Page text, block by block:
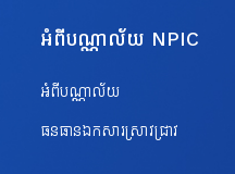
អំពីបណ្ណាល័យ NPIC
អំពីបណ្ណាល័យ
ធនធានឯកសារស្រាវជ្រាវ